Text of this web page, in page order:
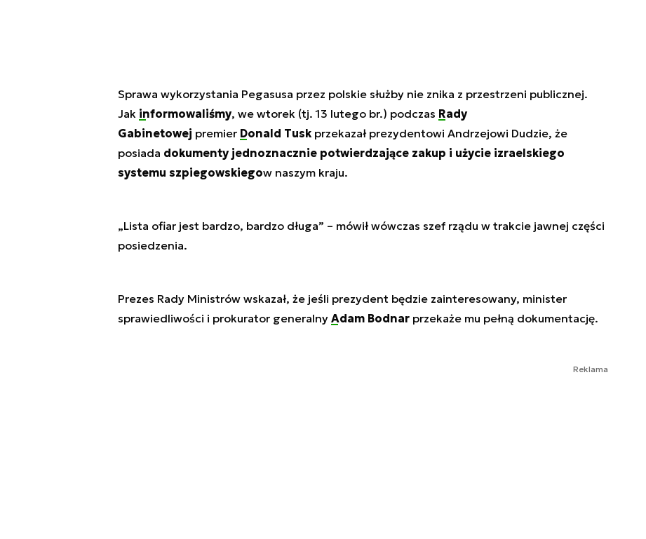
Sprawa wykorzystania Pegasusa przez polskie służby nie znika z przestrzeni publicznej.
Jak informowaliśmy, we wtorek (tj. 13 lutego br.) podczas Rady
Gabinetowej premier Donald Tuskprzekazał prezydentowi Andrzejowi Dudzie, że
posiada dokumenty jednoznacznie potwierdzające zakup i użycie izraelskiego
systemu szpiegowskiegow naszym kraju.
„Lista ofiar jest bardzo, bardzo długa” – mówił wówczas szef rządu w trakcie jawnej części
posiedzenia.
Prezes Rady Ministrów wskazał, że jeśli prezydent będzie zainteresowany, minister
sprawiedliwości i prokurator generalny Adam Bodnarprzekaże mu pełną dokumentację.
Reklama